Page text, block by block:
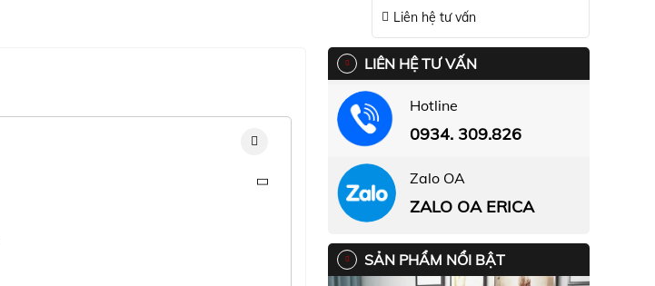
Liên hệ tư vấn
LIÊN HỆ TƯ VẤN
Hotline
0934. 309.826
Zalo OA
ZALO OA ERICA
SẢN PHẨM NỔI BẬT